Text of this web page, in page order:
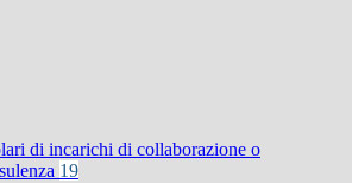
di incarichi di collaborazione o
19